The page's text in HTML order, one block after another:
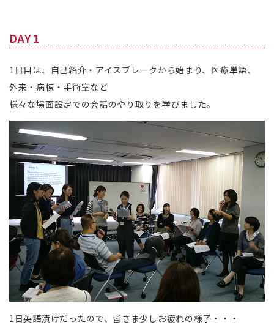
DAY 1
1日目は、自己紹介・アイスブレークから始まり、医療単語、
外来・病棟・手術室など
様々な場面設定での会話のやり取りを学びました。
1日英語漬けだったので、皆さま少しお疲れの様子・・・